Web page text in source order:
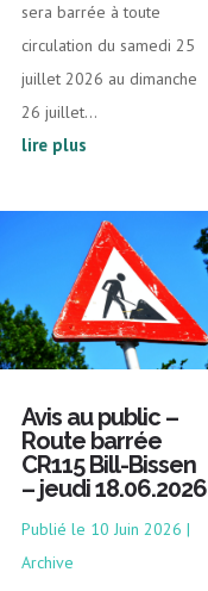
sera barrée à toute
circulation du samedi 25
juillet 2026 au dimanche
26 juillet...
lire plus
Avis au public –
Route barrée
CR115 Bill-Bissen
– jeudi 18.06.2026
10 Juin 2026 |
Archive